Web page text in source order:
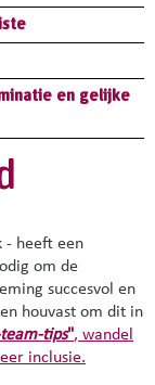
en gelijke
- heeft een
om de
succesvol en
houvast om dit in
tips", wandel
inclusie.